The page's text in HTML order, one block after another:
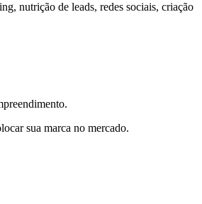
nutrição de leads, redes sociais, criação
sua marca no mercado.